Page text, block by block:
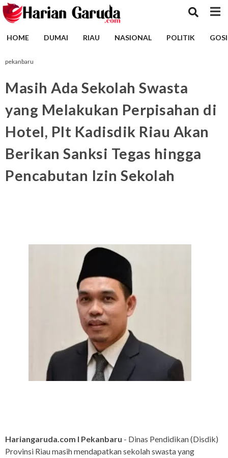
HOME DUMAI RIAU NASIONAL POLITIK
pekanbaru
Masih Ada Sekolah Swasta
yang Melakukan Perpisahan di
Hotel, Plt Kadisdik Riau Akan
Berikan Sanksi Tegas hingga
Pencabutan Izin Sekolah
Hariangaruda.com I Pekanbaru - Dinas Pendidikan (Disdik)
Provinsi Riau masih mendapatkan sekolah swasta yang